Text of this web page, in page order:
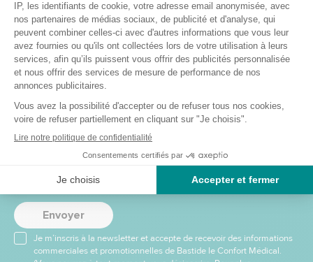
Les champs marqués d'une sont obligatoires.
Envoyer
Recevez nos offres et
promotions
Envoyer
Je m’inscris à la newsletter et accepte de recevoir des informations
commerciales et promotionnelles de Bastide le Confort Médical.